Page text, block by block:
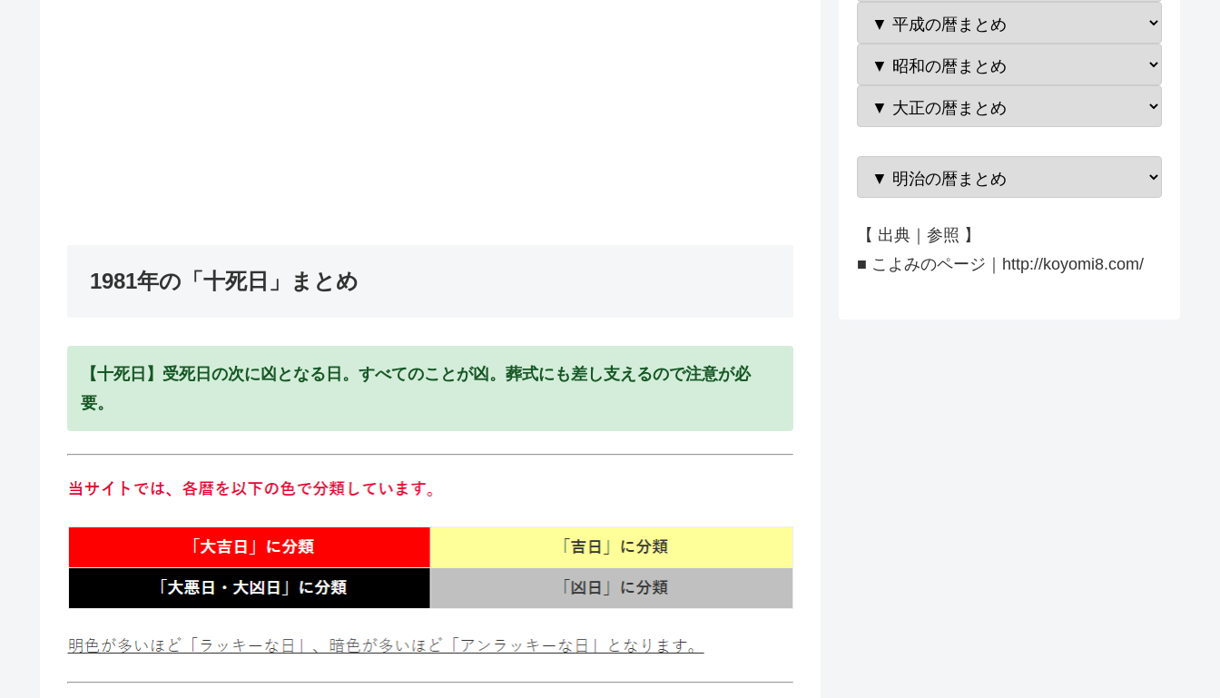
1981年の「十死日」まとめ
【十死日】受死日の次に凶となる日。すべてのことが凶。葬式にも差し支えるので注意が必
要。
【 出典｜参照 】
■ こよみのページ｜http://koyomi8.com/